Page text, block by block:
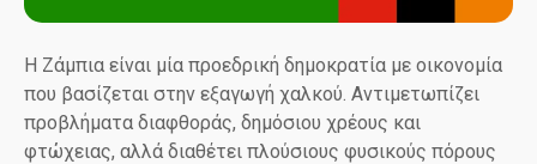
Η Ζάμπια είναι μία προεδρική δημοκρατία με οικονομία
που βασίζεται στην εξαγωγή χαλκού. Αντιμετωπίζει
προβλήματα διαφθοράς, δημόσιου χρέους και
φτώχειας, αλλά διαθέτει πλούσιους φυσικούς πόρους